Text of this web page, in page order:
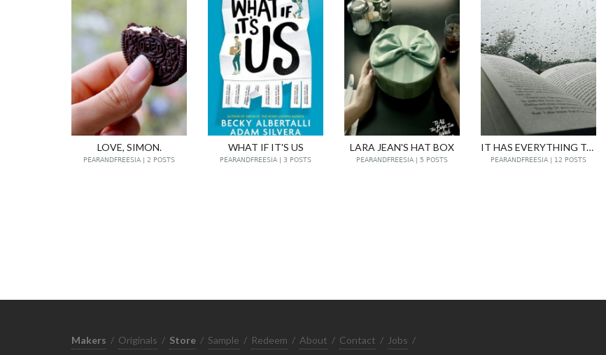
LOVE, SIMON.
PEARANDFREESIA | 2 POSTS
WHAT IF IT'S US
PEARANDFREESIA | 3 POSTS
LARA JEAN'S HAT BOX
PEARANDFREESIA | 5 POSTS
IT HAS EVERYTHING TO DO WITH THE RAIN.
PEARANDFREESIA | 12 POSTS
Makers / Originals / Store / Sample / Redeem / About / Contact / Jobs /